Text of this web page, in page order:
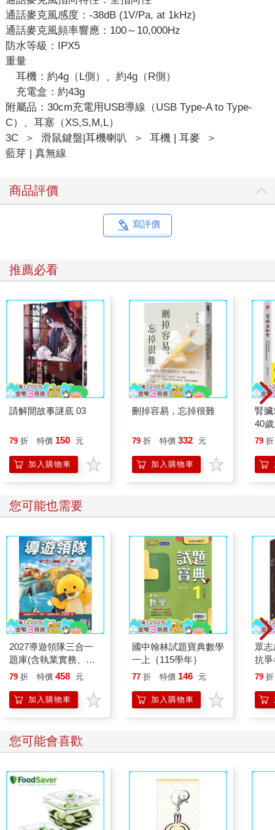
通話麥克風感度：-38dB (1V/Pa, at 1kHz)
通話麥克風頻率響應：100～10,000Hz
防水等級：IPX5
重量
耳機：約4g（L側）、約4g（R側）
充電盒：約43g
附屬品：30cm充電用USB導線（USB Type-A to Type-
C）、耳塞（XS,S,M,L）
3C
＞ 滑鼠鍵盤|耳機喇叭 ＞ 耳機 | 耳麥
＞
藍芽 | 真無線
商品評價
寫評價
推薦必看
請解開故事謎底 03
79 折 特價 150 元
加入購物車
刪掉容易，忘掉很難
79 折 特價 332 元
加入購物車
腎
40
就
79 折
您可能也需要
2027導遊領隊三合一
題庫(含執業實務、執
業法規、觀光資源概
(贈導遊領隊專業術語
速記卡)
79 折 特價 458 元
加入購物車
國中翰林試題寶典數學
一上｛115學年｝
77 折 特價 146 元
加入購物車
眾
抗
79 折
您可能會喜歡